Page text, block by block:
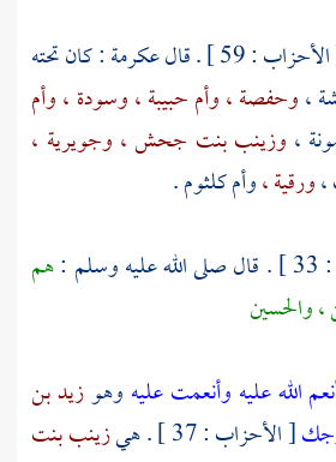
: 59 ] . قال عكرمة: كان تحته
،وحفصة ،وأم حبيبة ،وسودة ،وأم
، وزينب بنت جحش ، وجويرية ،
ورقية ،وأم كلثوم.
:
هم
،والحسين
الله عليه وأنعمت عليه وهوزيد بن
[ الأحزاب : 37 ] . هي
زينب بنت